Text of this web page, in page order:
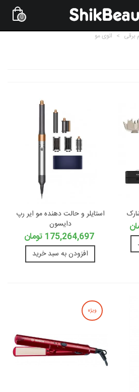
0
برقی > اتوی مو
استایلر و حالت دهنده مو ایر رپ
دایسون
175,264,697 تومان
افزودن به سبد خرید
ویژه